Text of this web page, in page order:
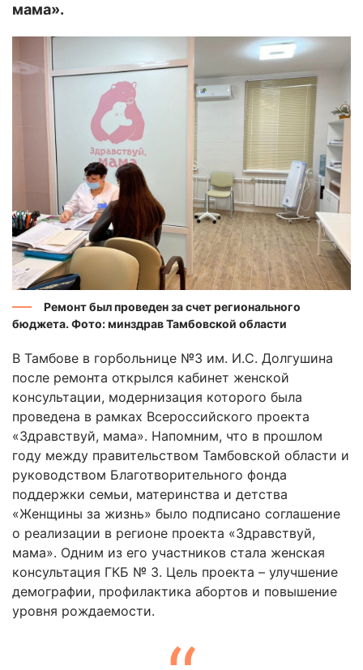
мама».
Ремонт был проведен за счет регионального
бюджета. Фото: минздрав Тамбовской области
В Тамбове в горбольнице №3 им. И.С. Долгушина
после ремонта открылся кабинет женской
консультации, модернизация которого была
проведена в рамках Всероссийского проекта
«Здравствуй, мама». Напомним, что в прошлом
году между правительством Тамбовской области и
руководством Благотворительного фонда
поддержки семьи, материнства и детства
«Женщины за жизнь» было подписано соглашение
о реализации в регионе проекта «Здравствуй,
мама». Одним из его участников стала женская
консультация ГКБ № 3. Цель проекта – улучшение
демографии, профилактика абортов и повышение
уровня рождаемости.